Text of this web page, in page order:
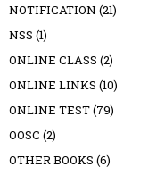
NOTIFICATION (21)
NSS (1)
ONLINE CLASS (2)
ONLINE LINKS (10)
ONLINE TEST(79)
OOSC (2)
OTHER BOOKS (6)